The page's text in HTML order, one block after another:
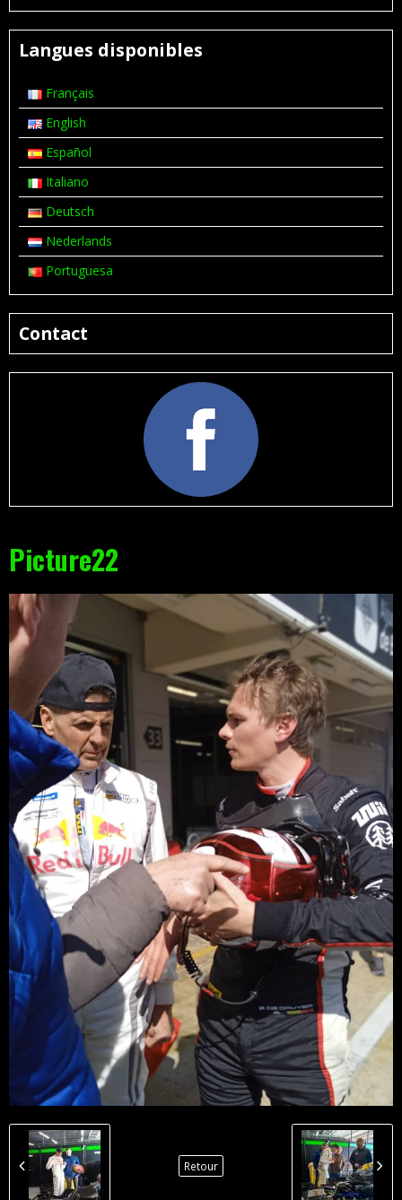
Picture22
Retour
Langues disponibles
Français
English
Español
Italiano
Deutsch
Nederlands
Portuguesa
Contact